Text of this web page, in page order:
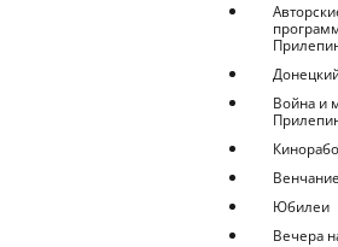
Война и
Венчание
Юбилеи
Вечера